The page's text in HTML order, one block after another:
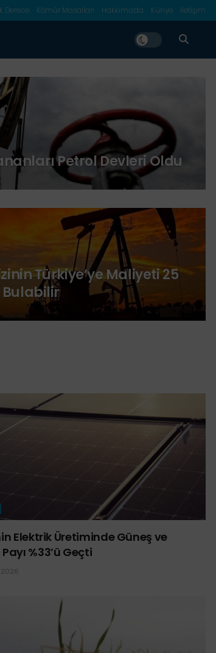
Derece Kömür Masalları Hakkımızda Künye İletişim
Petrol Devleri Oldu
Türkiye’ye Maliyeti 25
Bulabilir
Elektrik Üretiminde Güneş ve
%33’ü Geçti
2026